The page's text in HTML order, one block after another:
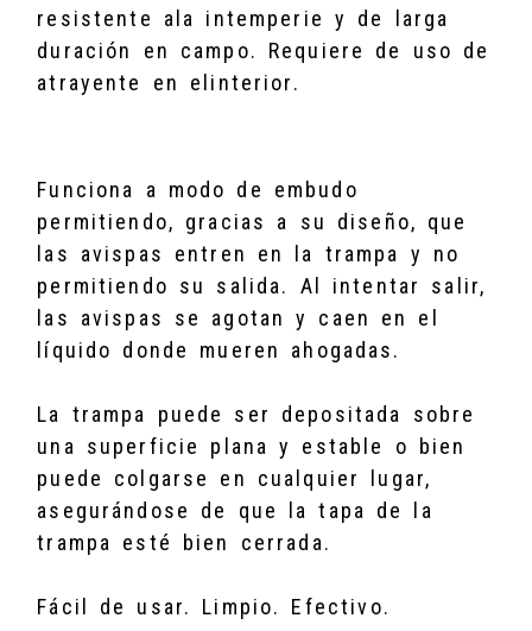
resistente ala intemperie y de larga
duración en campo. Requiere de uso de
atrayente en elinterior.
Funciona a modo de embudo
permitiendo, gracias a su diseño, que
las avispas entren en la trampa y no
permitiendo su salida. Al intentar salir,
las avispas se agotan y caen en el
líquido donde mueren ahogadas.
La trampa puede ser depositada sobre
una superficie plana y estable o bien
puede colgarse en cualquier lugar,
asegurándose de que la tapa de la
trampa esté bien cerrada.
Fácil de usar. Limpio. Efectivo.